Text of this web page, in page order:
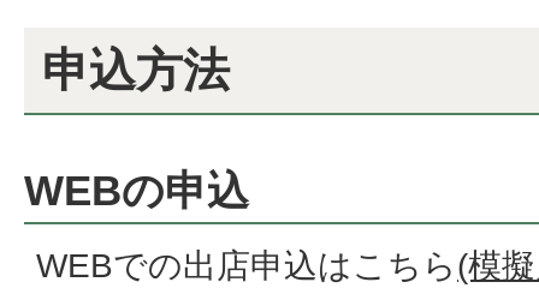
申込方法
WEBの申込
WEBでの出店申込はこちら(模